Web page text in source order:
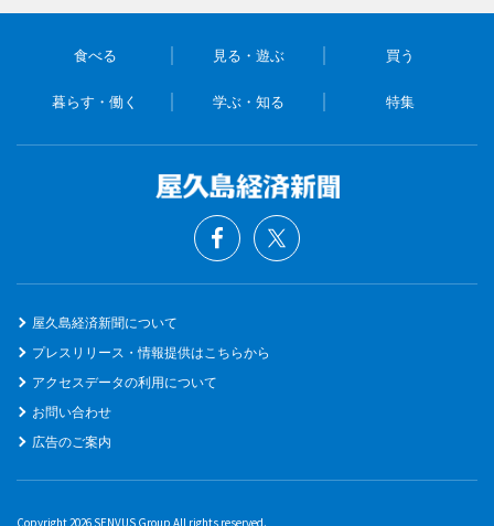
食べる 見る・遊ぶ 買う
暮らす・働く 学ぶ・知る 特集
屋久島経済新聞について
プレスリリース・情報提供はこちらから
アクセスデータの利用について
お問い合わせ
広告のご案内
Copyright 2026 SENVUS Group All rights reserved.